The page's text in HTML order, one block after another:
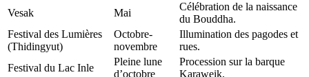
Vesak
Mai
Célébration de la naissance
du Bouddha.
Festival des Lumières
(Thidingyut)
Octobre-
novembre
Illumination des pagodes et
rues.
Festival du Lac Inle
Pleine lune
d’octobre
Procession sur la barque
Karaweik.